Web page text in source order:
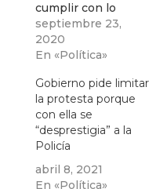
cumplir con lo
ordenado sobre las
protestas sociales
por la Corte
que el gobierno
solicitará a la Corte
Constitucional
revisar el fallo
proferido.
septiembre 23,
2020
En «Política»
Gobierno pide limitar
la protesta porque
con ella se
“desprestigia” a la
Policía
abril 8, 2021
En «Política»